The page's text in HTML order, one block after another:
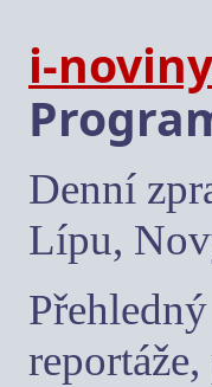
i-
Denní
Lípu,